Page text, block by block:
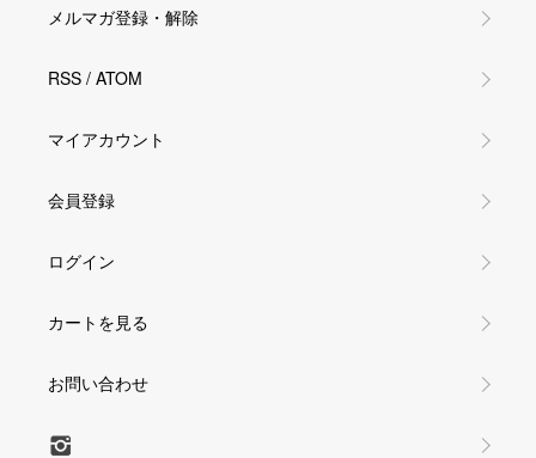
メルマガ登録・解除
RSS / ATOM
マイアカウント
会員登録
ログイン
カートを見る
お問い合わせ